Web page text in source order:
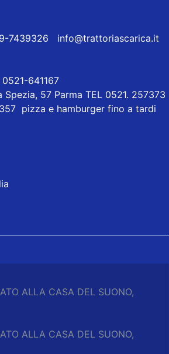
7439326 info@trattoriascarica.it
641167
Spezia, 57 Parma TEL 0521. 257373
pizza e hamburger fino a tardi
ALLA CASA DEL SUONO,
ALLA CASA DEL SUONO,